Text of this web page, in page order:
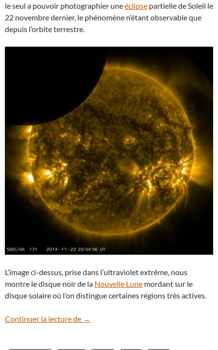
le seul a pouvoir photographier uneéclipse partielle de Soleil le
22 novembre dernier, le phénomène n’étant observable que
depuis l’orbite terrestre.
L’image ci-dessus, prise dans l’ultraviolet extrême, nous
montre le disque noir de la Nouvelle Lune mordant sur le
disque solaire où l’on distingue certaines régions très actives.
Continuer la lecture de Une éclipse solaire vue de l’espace
→